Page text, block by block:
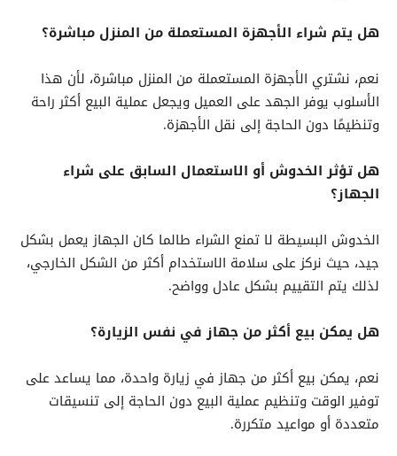
هل يتم شراء الأجهزة المستعملة من المنزل مباشرة؟
نعم، نشتري الأجهزة المستعملة من المنزل مباشرة، لأن هذا
الأسلوب يوفر الجهد على العميل ويجعل عملية البيع أكثر راحة
وتنظيمًا دون الحاجة إلى نقل الأجهزة.
هل تؤثر الخدوش أو الاستعمال السابق على شراء
الجهاز؟
الخدوش البسيطة لا تمنع الشراء طالما كان الجهاز يعمل بشكل
جيد، حيث نركز على سلامة الاستخدام أكثر من الشكل الخارجي،
لذلك يتم التقييم بشكل عادل وواضح.
هل يمكن بيع أكثر من جهاز في نفس الزيارة؟
نعم، يمكن بيع أكثر من جهاز في زيارة واحدة، مما يساعد على
توفير الوقت وتنظيم عملية البيع دون الحاجة إلى تنسيقات
متعددة أو مواعيد متكررة.